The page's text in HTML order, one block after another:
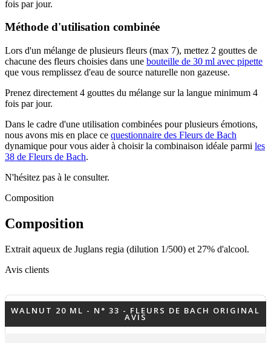
fois par jour.
Méthode d'utilisation combinée
Lors d'un mélange de plusieurs fleurs (max 7), mettez 2 gouttes de
chacune des fleurs choisies dans une bouteille de 30 ml avec pipette
que vous remplissez d'eau de source naturelle non gazeuse.
Prenez directement 4 gouttes du mélange sur la langue minimum 4
fois par jour.
Dans le cadre d'une utilisation combinées pour plusieurs émotions,
nous avons mis en place ce questionnaire des Fleurs de Bach
dynamique pour vous aider à choisir la combinaison idéale parmi les
38 de Fleurs de Bach.
N'hésitez pas à le consulter.
Composition
Composition
Extrait aqueux de Juglans regia (dilution 1/500) et 27% d'alcool.
Avis clients
WALNUT 20 ML - N° 33 - FLEURS DE BACH ORIGINAL
AVIS